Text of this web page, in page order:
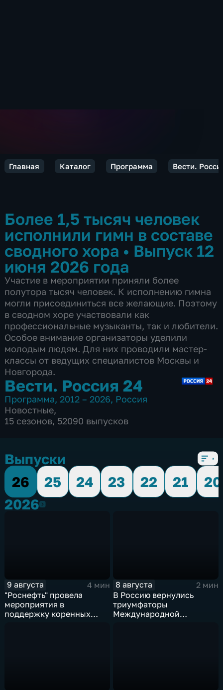
Главная Каталог Программа Вести.
Более 1,5 тысяч человек
исполнили гимн в составе
сводного хора • Выпуск 12
июня 2026 года
Участие в мероприятии приняли более
полутора тысяч человек. К исполнению гимна
могли присоединиться все желающие. Поэтому
в сводном хоре участвовали как
профессиональные музыканты, так и любители.
Особое внимание организаторы уделили
молодым людям. Для них проводили мастер-
классы от ведущих специалистов Москвы и
Новгорода.
Вести. Россия 24
Программа, 2012 – 2026, Россия
Новостные,
15 сезонов, 52090 выпусков
Выпуски
26
25 24 23 22 21
20
20262026
9 августа
4 мин
"Роснефть" провела
мероприятия в
поддержку коренных
8 августа
2 мин
В Россию вернулись
триумфаторы
Международной